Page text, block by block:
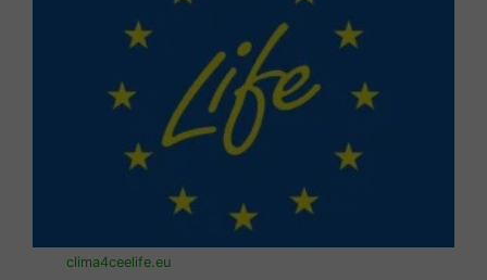
clima4ceelife.eu